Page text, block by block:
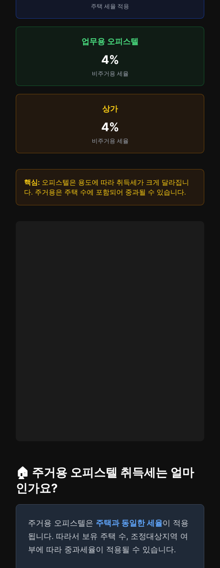
주택 세율 적용
업무용 오피스텔
4%
비주거용 세율
상가
4%
비주거용 세율
핵심: 오피스텔은 용도에 따라 취득세가 크게 달라집니
다. 주거용은 주택 수에 포함되어 중과될 수 있습니다.
🏠 주거용 오피스텔 취득세는 얼마
인가요?
주거용 오피스텔은 주택과 동일한 세율이 적용
됩니다. 따라서 보유 주택 수, 조정대상지역 여
부에 따라 중과세율이 적용될 수 있습니다.